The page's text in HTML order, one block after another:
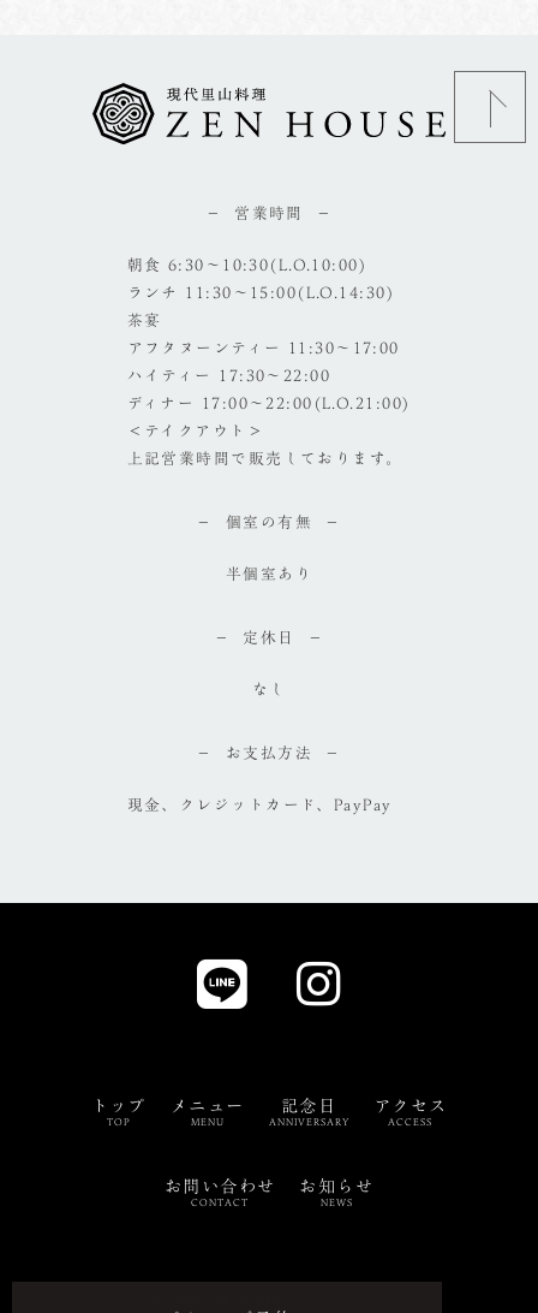
営業時間
朝食 6:30～10:30(L.O.10:00)
ランチ 11:30～15:00(L.O.14:30)
茶宴
アフタヌーンティー 11:30～17:00
ハイティー 17:30～22:00
ディナー 17:00～22:00(L.O.21:00)
＜テイクアウト＞
上記営業時間で販売しております。
個室の有無
半個室あり
定休日
なし
お支払方法
現金、クレジットカード、PayPay
トップ
TOP
メニュー
MENU
記念日
ANNIVERSARY
アクセス
ACCESS
お問い合わせ
CONTACT
お知らせ
NEWS